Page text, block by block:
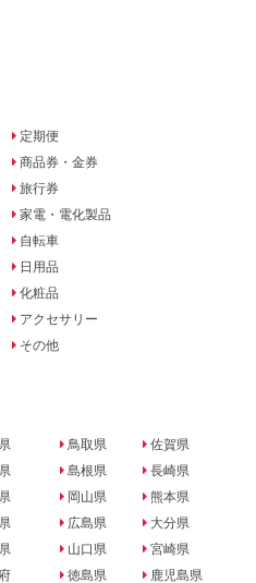
定期便
商品券・金券
旅行券
家電・電化製品
自転車
日用品
化粧品
アクセサリー
その他
鳥取県
島根県
岡山県
広島県
山口県
徳島県
佐賀県
長崎県
熊本県
大分県
宮崎県
鹿児島県